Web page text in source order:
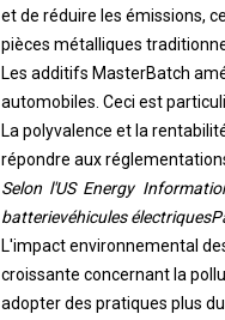
et de réduire les émissions,
pièces métalliques
Les additifs MasterBatch
automobiles. Ceci est
La polyvalence et la
répondre aux
Selon l'US Energy
batterievéhicules électriques
L'impact environnemental
croissante concernant la
adopter des pratiques plus